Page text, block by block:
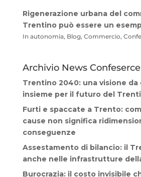
Rigenerazione urbana del
Trentino può essere un
In autonomia, Blog, Commercio,
Archivio News
Trentino 2040: una visione da
insieme per il futuro del
Furti e spaccate a Trento:
cause non significa
conseguenze
Assestamento di bilancio: il
anche nelle infrastrutture
Burocrazia: il costo invisibile